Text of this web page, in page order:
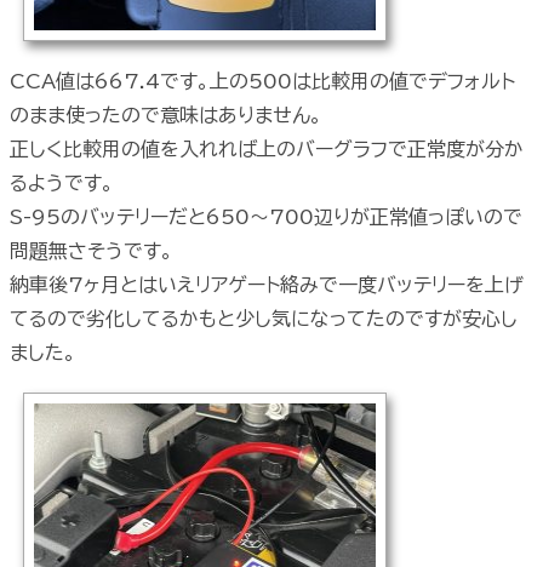
CCA値は667.4です。上の500は比較用の値でデフォルト
のまま使ったので意味はありません。
正しく比較用の値を入れれば上のバーグラフで正常度が分か
るようです。
S-95のバッテリーだと650〜700辺りが正常値っぽいので
問題無さそうです。
納車後7ヶ月とはいえリアゲート絡みで一度バッテリーを上げ
てるので劣化してるかもと少し気になってたのですが安心し
ました。